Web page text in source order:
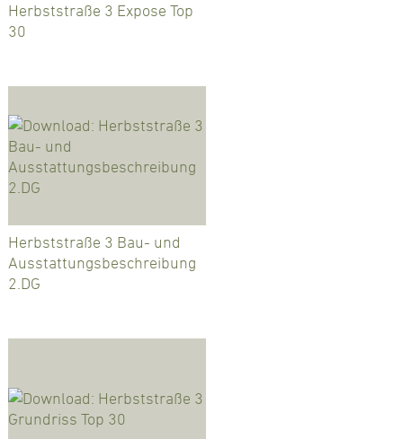
Herbststraße 3 Expose Top
30
Herbststraße 3 Bau- und
Ausstattungsbeschreibung
2.DG